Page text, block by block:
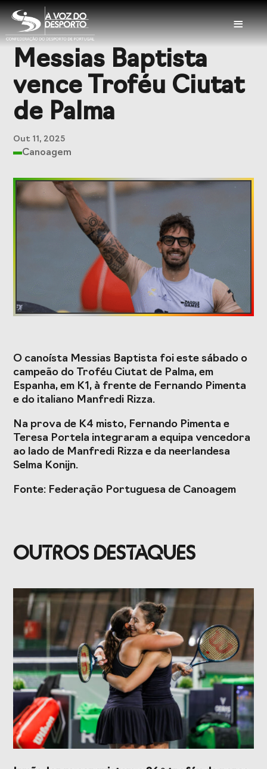
≡
Sobre a CDP
Visão e Missão
Nacionais
História
Serviços
Federações
Seguros
Desportivos
Formação
O Valor do
Desporto
Português, o seu
financiamento
futuro
Estudo
caracterizador do
setor do Desporto
em Portugal e
COVID-19
Projetos Europeus
Federações
Prémios Voz do
Desporto
Jogos CPLP
Congresso
Nacional do
Desporto
Messias Baptista
vence Troféu Ciutat
de Palma
Out 11, 2025
Canoagem
O canoísta Messias Baptista foi este sábado o
campeão do Troféu Ciutat de Palma, em
Espanha, em K1, à frente de Fernando Pimenta
e do italiano Manfredi Rizza.
Na prova de K4 misto, Fernando Pimenta e
Teresa Portela integraram a equipa vencedora
ao lado de Manfredi Rizza e da neerlandesa
Selma Konijn.
Fonte: Federação Portuguesa de Canoagem
OUTROS DESTAQUES